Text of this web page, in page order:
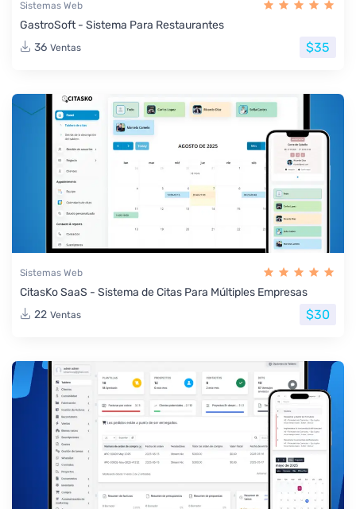
Sistemas Web
GastroSoft - Sistema Para Restaurantes
36 Ventas $35
Sistemas Web
CitasKo SaaS - Sistema de Citas Para Múltiples Empresas
22 Ventas $30